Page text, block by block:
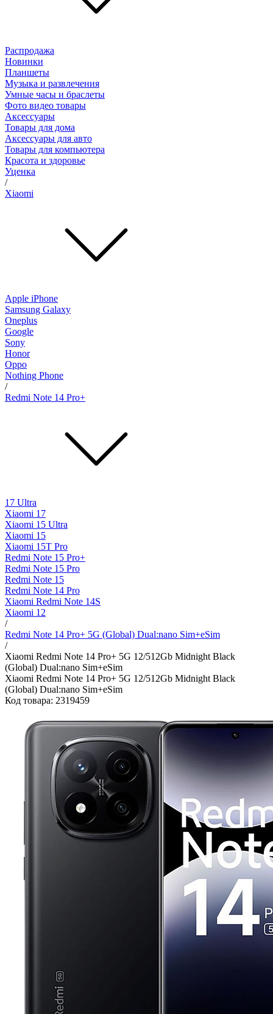
Распродажа
Новинки
Планшеты
Музыка и развлечения
Умные часы и браслеты
Фото видео товары
Аксессуары
Товары для дома
Аксессуары для авто
Товары для компьютера
Красота и здоровье
Уценка
/
Xiaomi
Apple iPhone
Samsung Galaxy
Oneplus
Google
Sony
Honor
Oppo
Nothing Phone
/
Redmi Note 14 Pro+
17 Ultra
Xiaomi 17
Xiaomi 15 Ultra
Xiaomi 15
Xiaomi 15T Pro
Redmi Note 15 Pro+
Redmi Note 15 Pro
Redmi Note 15
Redmi Note 14 Pro
Xiaomi Redmi Note 14S
Xiaomi 12
/
Redmi Note 14 Pro+ 5G (Global) Dual:nano Sim+eSim
/
Xiaomi Redmi Note 14 Pro+ 5G 12/512Gb Midnight Black
(Global) Dual:nano Sim+eSim
Xiaomi Redmi Note 14 Pro+ 5G 12/512Gb Midnight Black
(Global) Dual:nano Sim+eSim
Код товара: 2319459